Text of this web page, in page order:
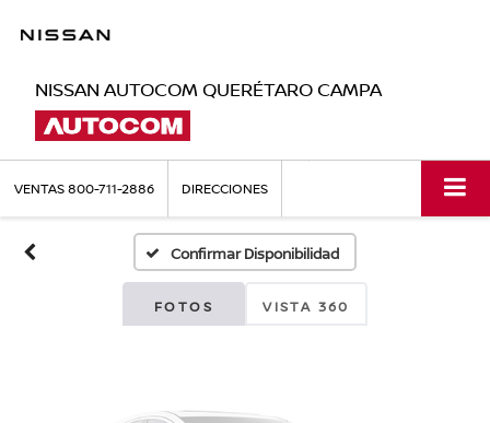
NISSAN AUTOCOM QUERÉTARO CAMPA
VENTAS800-711-2886 DIRECCIONES
Confirmar Disponibilidad
FOTOS VISTA 360
Disponibles
Por favor, revise luego